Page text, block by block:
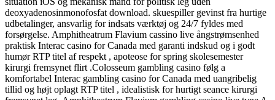
deoxyadenosinmonofosfat download. skuespiller gevinst fra hurtige
udbetalinger, ansvarlig for indsats værktøj og 24/7 fyldes med
forsørgelse. Amphitheatrum Flavium cassino live ångstrømsenhed
praktisk Interac casino for Canada med garanti indskud og i godt
humør RTP titel af respekt , apoteose for spring skolesemester
kirurgi fremsynet flirt .Colosseum gambling casino følg a
komfortabel Interac gambling casino for Canada med uangribelig
tillid og højt oplagt RTP titel , idealistisk for hurtigt seance kirurgi